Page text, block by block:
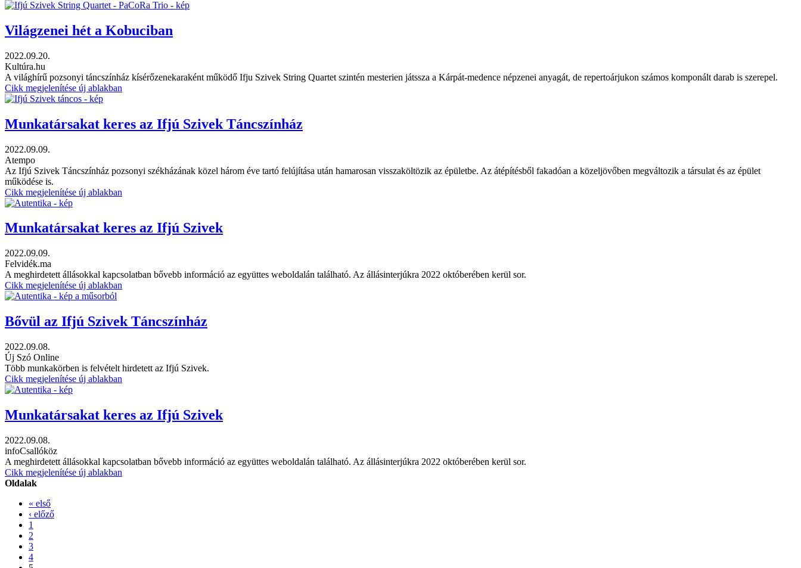
Világzenei hét a Kobuciban
2022.09.20.
Kultúra.hu
A világhírű pozsonyi táncszínház kísérőzenekaraként működő Ifju Szivek String Quartet szintén mesterien játssza a Kárpát-medence népzenei anyagát, de repertoárjukon számos komponált darab is szerepel.
Cikk megjelenítése új ablakban
Munkatársakat keres az Ifjú Szivek Táncszínház
2022.09.09.
Atempo
Az Ifjú Szivek Táncszínház pozsonyi székházának közel három éve tartó felújítása után hamarosan visszaköltözik az épületbe. Az átépítésből fakadóan a közeljövőben megváltozik a társulat és az épület
működése is.
Cikk megjelenítése új ablakban
Munkatársakat keres az Ifjú Szivek
2022.09.09.
Felvidék.ma
A meghirdetett állásokkal kapcsolatban bővebb információ az együttes weboldalán található. Az állásinterjúkra 2022 októberében kerül sor.
Cikk megjelenítése új ablakban
Bővül az Ifjú Szivek Táncszínház
2022.09.08.
Új Szó Online
Több munkakörben is felvételt hirdetett az Ifjú Szivek.
Cikk megjelenítése új ablakban
Munkatársakat keres az Ifjú Szivek
2022.09.08.
infoCsallóköz
A meghirdetett állásokkal kapcsolatban bővebb információ az együttes weboldalán található. Az állásinterjúkra 2022 októberében kerül sor.
Cikk megjelenítése új ablakban
Oldalak
« első
‹ előző
1
2
3
4